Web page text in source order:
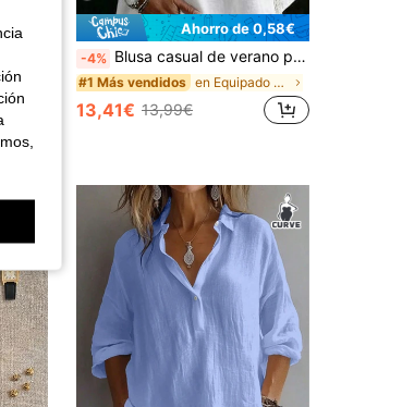
Ahorro de 0,58€
-4% Blusa casual de verano para mujer talla grande, blanca, cuello en V, manga corta, con ribete de encaje, tejido plano, ajuste regular
#1 Más vendidos en Equipado Tops de mujer de talla grande
13,41€ 13,99€